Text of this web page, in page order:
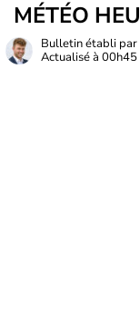
MÉTÉO
Bulletin établi par
Actualisé à 00h45